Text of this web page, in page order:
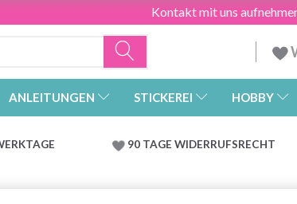
Kontakt mit uns
ANLEITUNGEN STICKEREI HOBBY
90 TAGE WIDERRUFSRECHT